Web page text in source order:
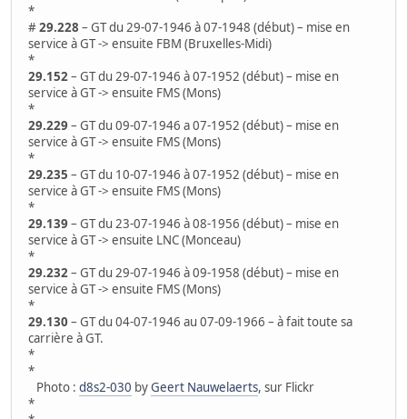
*
#29.228 – GT du 29-07-1946 à 07-1948 (début) – mise en
service à GT -> ensuite FBM (Bruxelles-Midi)
*
29.152– GT du 29-07-1946 à 07-1952 (début) – mise en
service à GT -> ensuite FMS (Mons)
*
29.229 – GT du 09-07-1946 a 07-1952 (début) – mise en
service à GT -> ensuite FMS (Mons)
*
29.235 – GT du 10-07-1946 à 07-1952 (début) – mise en
service à GT -> ensuite FMS (Mons)
*
29.139 – GT du 23-07-1946 à 08-1956 (début) – mise en
service à GT -> ensuite LNC (Monceau)
*
29.232– GT du 29-07-1946 à 09-1958 (début) – mise en
service à GT -> ensuite FMS (Mons)
*
29.130 – GT du 04-07-1946 au 07-09-1966 – à fait toute sa
carrière à GT.
*
*
Photo : d8s2-030 byGeert Nauwelaerts, sur Flickr
*